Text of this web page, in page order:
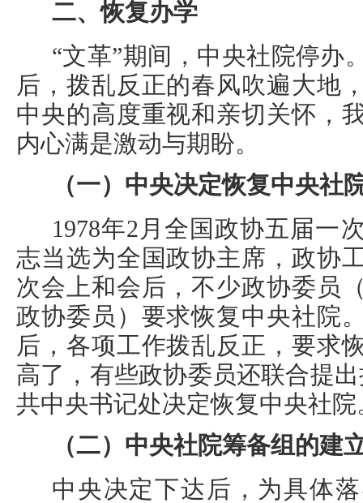
二、恢复办学
“文革”期间，中央社院停办
后，拨乱反正的春风吹遍大地
中央的高度重视和亲切关怀，
内心满是激动与期盼。
（一）中央决定恢复中央社
1978年2月全国政协五届一
志当选为全国政协主席，政协
次会上和会后，不少政协委员
政协委员）要求恢复中央社院
后，各项工作拨乱反正，要求
高了，有些政协委员还联合提
共中央书记处决定恢复中央社院
（二）中央社院筹备组的建
中央决定下达后，为具体